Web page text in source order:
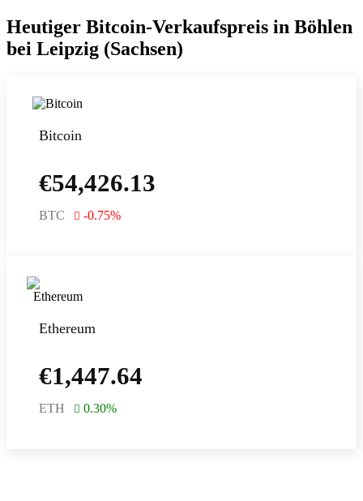
Heutiger Bitcoin-Verkaufspreis in Böhlen
bei Leipzig (Sachsen)
Bitcoin
€54,426.13
BTC -0.75%
Ethereum
€1,447.64
ETH 0.30%